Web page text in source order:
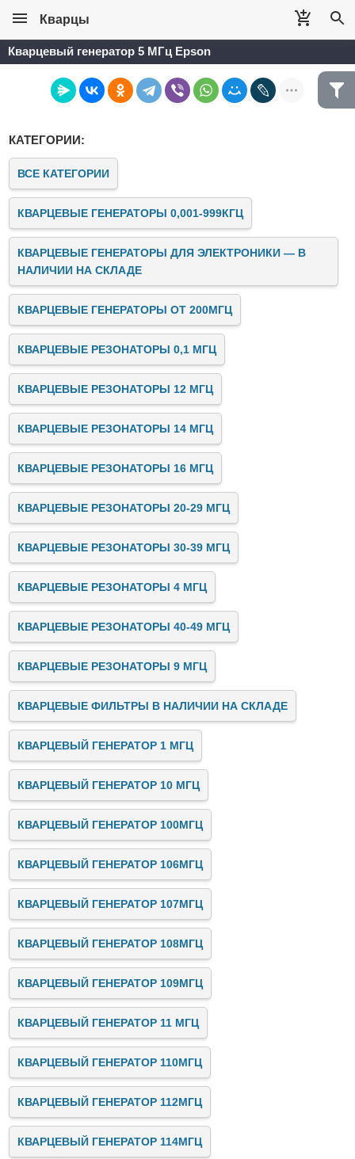
Кварцы
Кварцевый генератор 5 МГц Epson
КАТЕГОРИИ:
ВСЕ КАТЕГОРИИ
КВАРЦЕВЫЕ ГЕНЕРАТОРЫ 0,001-999КГЦ
КВАРЦЕВЫЕ ГЕНЕРАТОРЫ ДЛЯ ЭЛЕКТРОНИКИ — В
НАЛИЧИИ НА СКЛАДЕ
КВАРЦЕВЫЕ ГЕНЕРАТОРЫ ОТ 200МГЦ
КВАРЦЕВЫЕ РЕЗОНАТОРЫ 0,1 МГЦ
КВАРЦЕВЫЕ РЕЗОНАТОРЫ 12 МГЦ
КВАРЦЕВЫЕ РЕЗОНАТОРЫ 14 МГЦ
КВАРЦЕВЫЕ РЕЗОНАТОРЫ 16 МГЦ
КВАРЦЕВЫЕ РЕЗОНАТОРЫ 20-29 МГЦ
КВАРЦЕВЫЕ РЕЗОНАТОРЫ 30-39 МГЦ
КВАРЦЕВЫЕ РЕЗОНАТОРЫ 4 МГЦ
КВАРЦЕВЫЕ РЕЗОНАТОРЫ 40-49 МГЦ
КВАРЦЕВЫЕ РЕЗОНАТОРЫ 9 МГЦ
КВАРЦЕВЫЕ ФИЛЬТРЫ В НАЛИЧИИ НА СКЛАДЕ
КВАРЦЕВЫЙ ГЕНЕРАТОР 1 МГЦ
КВАРЦЕВЫЙ ГЕНЕРАТОР 10 МГЦ
КВАРЦЕВЫЙ ГЕНЕРАТОР 100МГЦ
КВАРЦЕВЫЙ ГЕНЕРАТОР 106МГЦ
КВАРЦЕВЫЙ ГЕНЕРАТОР 107МГЦ
КВАРЦЕВЫЙ ГЕНЕРАТОР 108МГЦ
КВАРЦЕВЫЙ ГЕНЕРАТОР 109МГЦ
КВАРЦЕВЫЙ ГЕНЕРАТОР 11 МГЦ
КВАРЦЕВЫЙ ГЕНЕРАТОР 110МГЦ
КВАРЦЕВЫЙ ГЕНЕРАТОР 112МГЦ
КВАРЦЕВЫЙ ГЕНЕРАТОР 114МГЦ